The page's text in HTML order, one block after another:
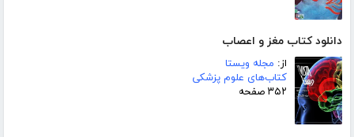
دانلود کتاب مغز و اعصاب
از: مجله ویستا
کتاب‌های علوم پزشکی
۳۵۲ صفحه